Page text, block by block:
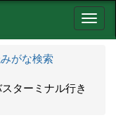
ナ
ビ
がな検索
ターミナル行き